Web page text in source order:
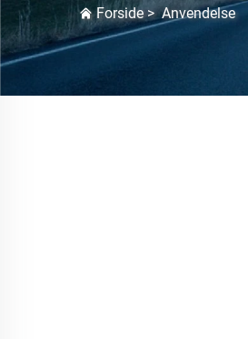
Forside>Anvendelse